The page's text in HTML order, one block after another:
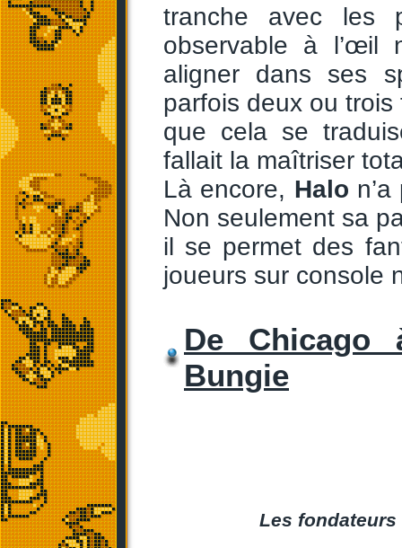
tranche avec les
observable à l’œil
aligner dans ses
parfois deux ou
que cela se
fallait la maîtriser
Là encore, Halo
Non seulement sa
il se permet des
joueurs sur console
De Chicago
Bungie
Les fondateurs